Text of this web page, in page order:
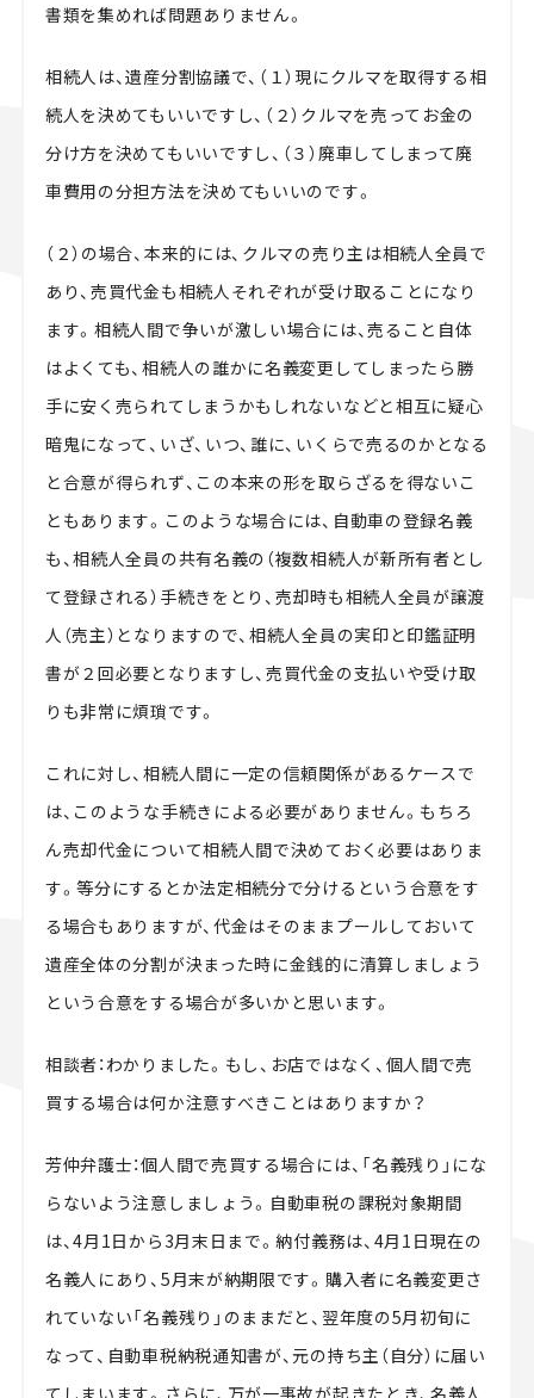
書類を集めれば問題ありません。
相続人は、遺産分割協議で、（１）現にクルマを取得する相
続人を決めてもいいですし、（２）クルマを売ってお金の
分け方を決めてもいいですし、（３）廃車してしまって廃
車費用の分担方法を決めてもいいのです。
（２）の場合、本来的には、クルマの売り主は相続人全員で
あり、売買代金も相続人それぞれが受け取ることになり
ます。相続人間で争いが激しい場合には、売ること自体
はよくても、相続人の誰かに名義変更してしまったら勝
手に安く売られてしまうかもしれないなどと相互に疑心
暗鬼になって、いざ、いつ、誰に、いくらで売るのかとなる
と合意が得られず、この本来の形を取らざるを得ないこ
ともあります。このような場合には、自動車の登録名義
も、相続人全員の共有名義の（複数相続人が新所有者とし
て登録される）手続きをとり、売却時も相続人全員が譲渡
人（売主）となりますので、相続人全員の実印と印鑑証明
書が２回必要となりますし、売買代金の支払いや受け取
りも非常に煩瑣です。
これに対し、相続人間に一定の信頼関係があるケースで
は、このような手続きによる必要がありません。もちろ
ん売却代金について相続人間で決めておく必要はありま
す。等分にするとか法定相続分で分けるという合意をす
る場合もありますが、代金はそのままプールしておいて
遺産全体の分割が決まった時に金銭的に清算しましょう
という合意をする場合が多いかと思います。
相談者：わかりました。もし、お店ではなく、個人間で売
買する場合は何か注意すべきことはありますか？
芳仲弁護士：個人間で売買する場合には、「名義残り」にな
らないよう注意しましょう。自動車税の課税対象期間
は、4月1日から3月末日まで。納付義務は、4月1日現在の
名義人にあり、5月末が納期限です。購入者に名義変更さ
れていない「名義残り」のままだと、翌年度の5月初旬に
なって、自動車税納税通知書が、元の持ち主（自分）に届い
てしまいます。さらに、万が一事故が起きたとき、名義人